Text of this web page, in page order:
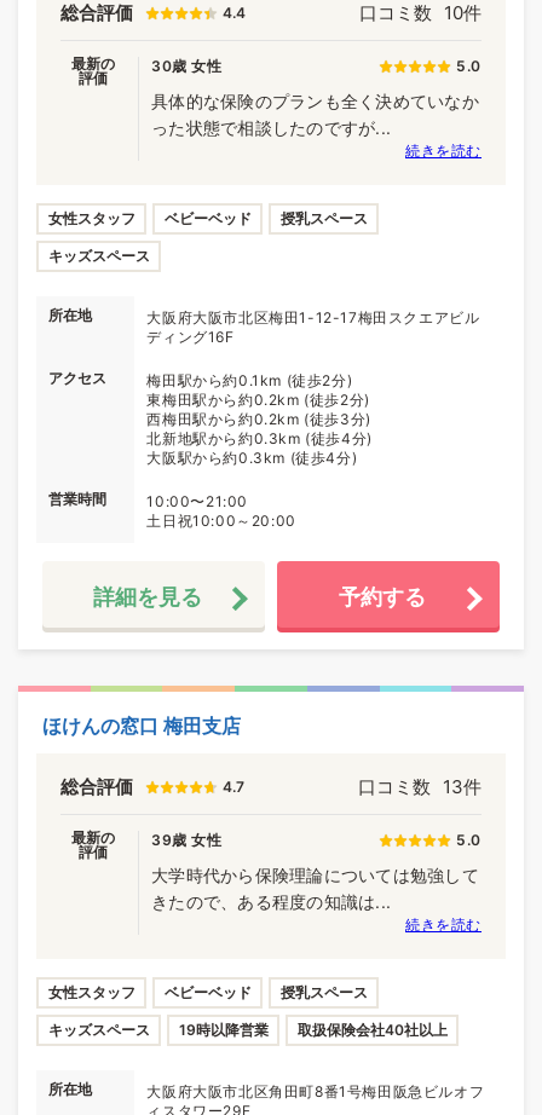
総合評価 4.4 口コミ数 10件
最新の
評価
30歳 女性 5.0
具体的な保険のプランも全く決めていなか
った状態で相談したのですが...
続きを読む
女性スタッフ ベビーベッド 授乳スペース
キッズスペース
所在地
大阪府大阪市北区梅田1-12-17梅田スクエアビル
ディング16F
アクセス
梅田駅から約0.1km (徒歩2分)
東梅田駅から約0.2km (徒歩2分)
西梅田駅から約0.2km (徒歩3分)
北新地駅から約0.3km (徒歩4分)
大阪駅から約0.3km (徒歩4分)
営業時間
10:00〜21:00
土日祝10:00～20:00
詳細を見る 予約する
ほけんの窓口 梅田支店
総合評価 4.7 口コミ数 13件
最新の
評価
39歳 女性 5.0
大学時代から保険理論については勉強して
きたので、ある程度の知識は...
続きを読む
女性スタッフ ベビーベッド 授乳スペース
キッズスペース 19時以降営業 取扱保険会社40社以上
所在地
大阪府大阪市北区角田町8番1号梅田阪急ビルオフ
ィスタワー29F